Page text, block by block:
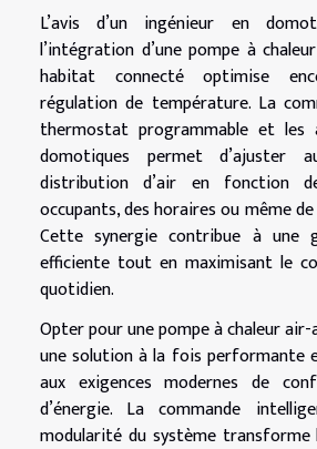
L’avis d’un ingénieur en
l’intégration d’une pompe à
habitat connecté optimise
régulation de température. La
thermostat programmable et les
domotiques permet d’ajuster
distribution d’air en fonction
occupants, des horaires ou même
Cette synergie contribue à une
efficiente tout en maximisant le
quotidien.
Opter pour une pompe à chaleur air-
une solution à la fois performante
aux exigences modernes de
d’énergie. La commande
modularité du système